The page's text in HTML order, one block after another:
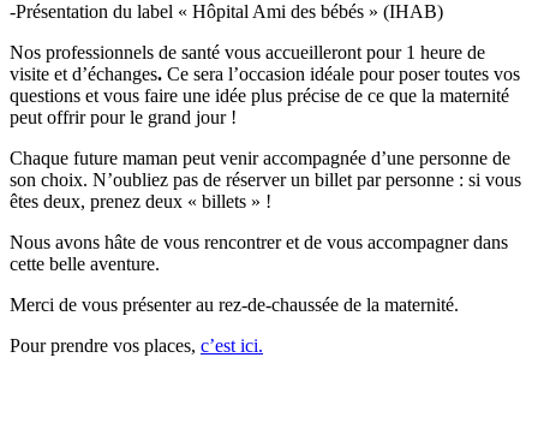
-Présentation du label « Hôpital Ami des bébés » (IHAB)
Nos professionnels de santé vous accueilleront pour 1 heure de
visite et d’échanges. Ce sera l’occasion idéale pour poser toutes vos
questions et vous faire une idée plus précise de ce que la maternité
peut offrir pour le grand jour !
Chaque future maman peut venir accompagnée d’une personne de
son choix. N’oubliez pas de réserver un billet par personne : si vous
êtes deux, prenez deux « billets » !
Nous avons hâte de vous rencontrer et de vous accompagner dans
cette belle aventure.
Merci de vous présenter au rez-de-chaussée de la maternité.
Pour prendre vos places, c’est ici.